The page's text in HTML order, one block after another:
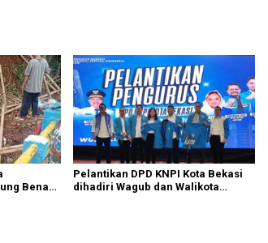
Benahi
Pelantikan DPD KNPI Kota Bekasi
dihadiri Wagub dan Walikota